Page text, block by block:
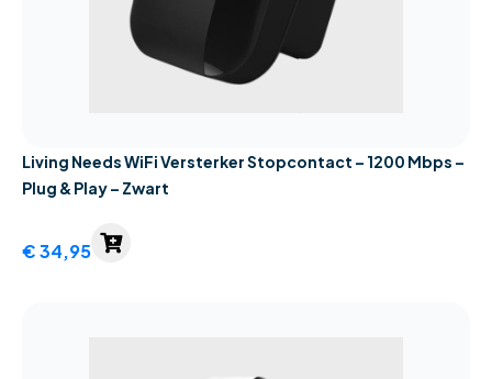
Living Needs WiFi Versterker Stopcontact – 1200 Mbps –
Plug & Play – Zwart
€34,95